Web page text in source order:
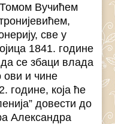
Томом Вучићем
све у
1841. године
да се збаци влада
и чине
године, која ће
довести до
Александра